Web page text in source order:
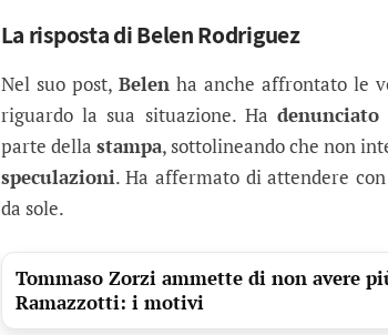
La risposta di Belen Rodriguez
Nel suo post, Belenha anche affrontato le
riguardo la sua situazione. Hadenunciato
parte della stampa, sottolineando che non
speculazioni. Ha affermato di attendere con
da sole.
Tommaso Zorzi ammette di non avere
Ramazzotti: i motivi